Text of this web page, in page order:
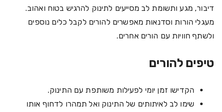
דיבור, מגע ותשומת לב מסייעים לתינוק להרגיש בטוח ואהוב.
מעגלי הורות וסדנאות מאפשרים להורים לקבל כלים נוספים
ולשתף חוויות עם הורים אחרים.
טיפים להורים
הקדישו זמן יומי לפעילות משותפת עם התינוק.
שימו לב לאיתותים של התינוק ואל תמהרו לדחוף אותו